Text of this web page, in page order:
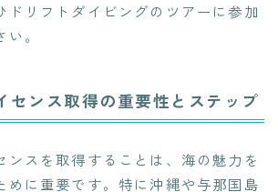
ドリフトダイビングのツアーに参加
。
センス取得の重要性とステップ
ンスを取得することは、海の魅力を
めに重要です。特に沖縄や与那国島